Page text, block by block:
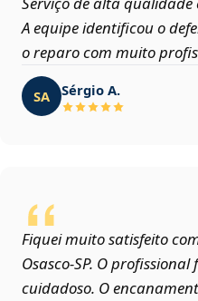
A equipe identificou o
o reparo com muito
SA Sérgio A.
Fiquei muito satisfeito
Osasco‑SP. O
cuidadoso. O